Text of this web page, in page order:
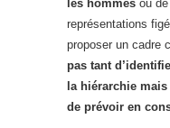
les hommes ou
représentations
proposer un cadre
pas tant
la hiérarchie
de prévoir en